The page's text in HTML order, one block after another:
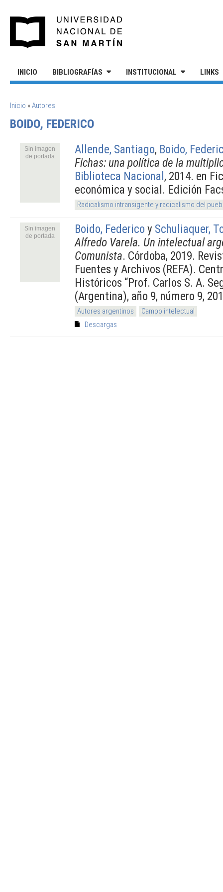
INICIO BIBLIOGRAFÍAS INSTITUCIONAL LINKS
SE ENCUENTRA USTED AQUÍ
Inicio »Autores
BOIDO, FEDERICO
Sin imagen
de portada
Allende, Santiago, Boido,
Fichas: una política de la
Biblioteca Nacional, 2014. en
económica y social. Edición
Radicalismo intransigente y radicalismo del
Sin imagen
de portada
Boido, Federico y Schuliaquer,
Alfredo Varela. Un intelectual
Comunista. Córdoba, 2019.
Fuentes y Archivos (REFA).
Históricos “Prof. Carlos S. A.
(Argentina), año 9, número 9,
Autores argentinos
Campo intelectual
Descargas